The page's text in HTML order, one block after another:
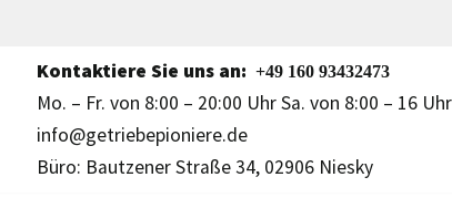
Kontaktiere Sie uns an: +49 160 93432473
Mo. – Fr. von 8:00 – 20:00 Uhr Sa. von 8:00 – 16 Uhr
info@getriebepioniere.de
Büro: Bautzener Straße 34, 02906 Niesky